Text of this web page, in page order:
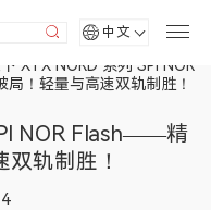
中文
XTX NORD 系列 SPI NOR
！轻量与高速双轨制胜！
NOR Flash——精
轨制胜！